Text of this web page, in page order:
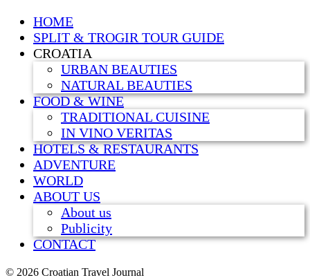
HOME
SPLIT & TROGIR TOUR GUIDE
CROATIA
URBAN BEAUTIES
NATURAL BEAUTIES
FOOD & WINE
TRADITIONAL CUISINE
IN VINO VERITAS
HOTELS & RESTAURANTS
ADVENTURE
WORLD
ABOUT US
About us
Publicity
CONTACT
© 2026 Croatian Travel Journal